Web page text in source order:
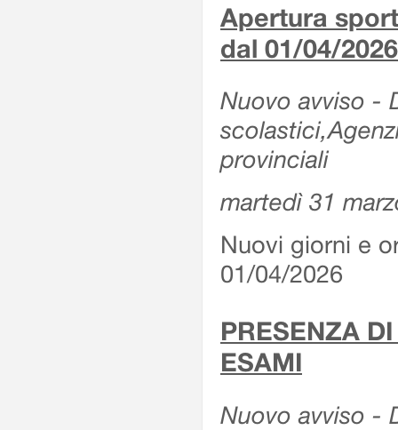
Apertura
dal 01/04/2026
Nuovo avviso -
provinciali
martedì 31
Nuovi giorni e
01/04/2026
PRESENZA
ESAMI
Nuovo avviso -